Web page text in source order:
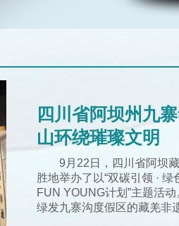
四川省阿坝州九
山环绕璀璨文明
9月22日，四川省阿坝
胜地举办了以“双碳引领 · 绿
FUN YOUNG计划”主题活
绿发九寨沟度假区的藏羌非